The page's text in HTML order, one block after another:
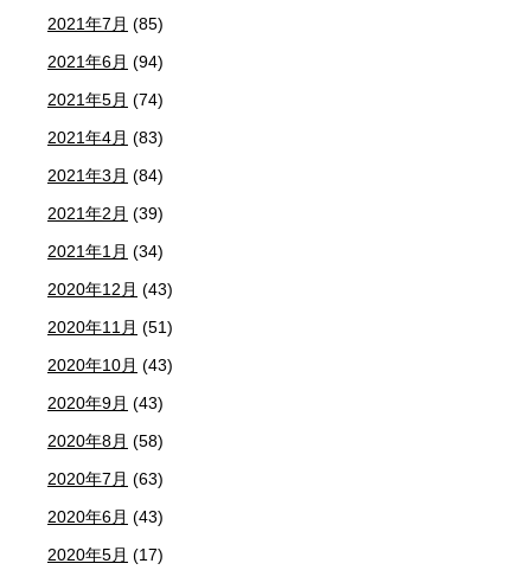
2021年7月 (85)
2021年6月 (94)
2021年5月 (74)
2021年4月 (83)
2021年3月 (84)
2021年2月 (39)
2021年1月 (34)
2020年12月 (43)
2020年11月 (51)
2020年10月 (43)
2020年9月 (43)
2020年8月 (58)
2020年7月 (63)
2020年6月 (43)
2020年5月 (17)